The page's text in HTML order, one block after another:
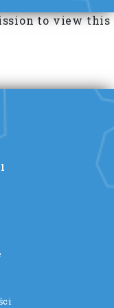
to view this